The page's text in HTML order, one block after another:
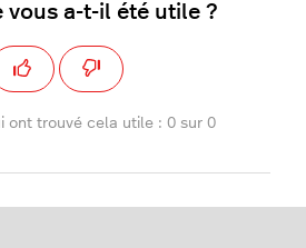
vous a-t-il été utile ?
ont trouvé cela utile : 0 sur 0